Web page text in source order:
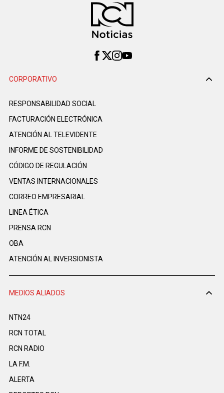
CORPORATIVO
RESPONSABILIDAD SOCIAL
FACTURACIÓN ELECTRÓNICA
ATENCIÓN AL TELEVIDENTE
INFORME DE SOSTENIBILIDAD
CÓDIGO DE REGULACIÓN
VENTAS INTERNACIONALES
CORREO EMPRESARIAL
LINEA ÉTICA
PRENSA RCN
OBA
ATENCIÓN AL INVERSIONISTA
MEDIOS ALIADOS
NTN24
RCN TOTAL
RCN RADIO
LA F.M.
ALERTA